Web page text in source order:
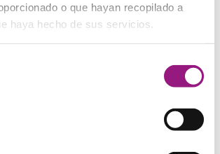
o que hayan recopilado a
haya hecho de sus servicios.
cm
3 cm